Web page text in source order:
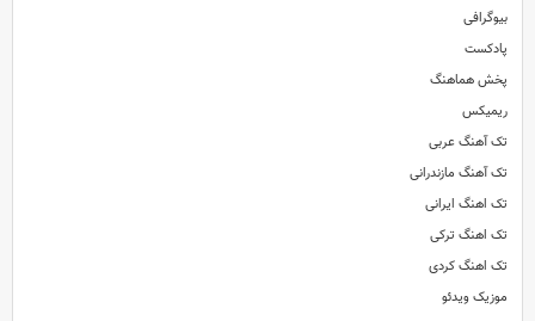
بیوگرافی
پادکست
پخش هماهنگ
ریمیکس
تک آهنگ عربی
تک آهنگ مازندرانی
تک اهنگ ایرانی
تک اهنگ ترکی
تک اهنگ کردی
موزیک ویدئو